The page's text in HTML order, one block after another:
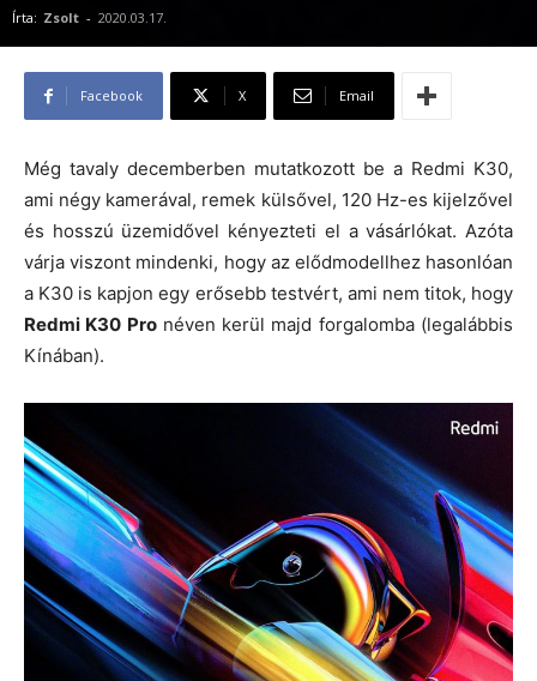
Írta: Zsolt - 2020.03.17.
Facebook X Email
Még tavaly decemberben mutatkozott be a Redmi K30,
ami négy kamerával, remek külsővel, 120 Hz-es kijelzővel
és hosszú üzemidővel kényezteti el a vásárlókat. Azóta
várja viszont mindenki, hogy az elődmodellhez hasonlóan
a K30 is kapjon egy erősebb testvért, ami nem titok, hogy
Redmi K30 Pronéven kerül majd forgalomba (legalábbis
Kínában).